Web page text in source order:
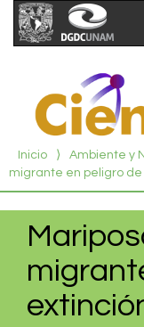
Inicio ⟩ Ambiente y
migrante en peligro de